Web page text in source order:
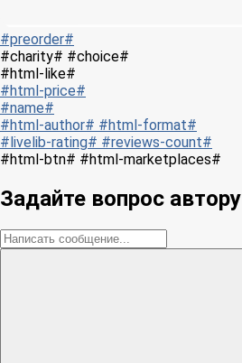
#preorder#
#charity# #choice#
#html-like#
#html-price#
#name#
#html-author# #html-format#
#livelib-rating# #reviews-count#
#html-btn# #html-marketplaces#
Задайте вопрос автору